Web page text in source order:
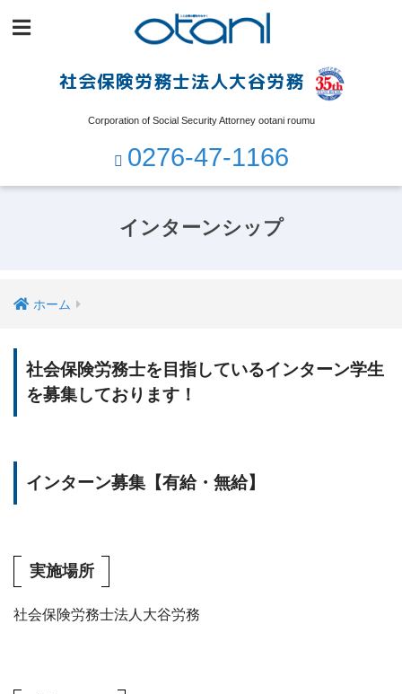
社会保険労務士法人大谷労務
Corporation of Social Security Attorney ootani roumu
0276-47-1166
インターンシップ
ホーム
社会保険労務士を目指しているインターン学生
を募集しております！
インターン募集【有給・無給】
実施場所
社会保険労務士法人大谷労務